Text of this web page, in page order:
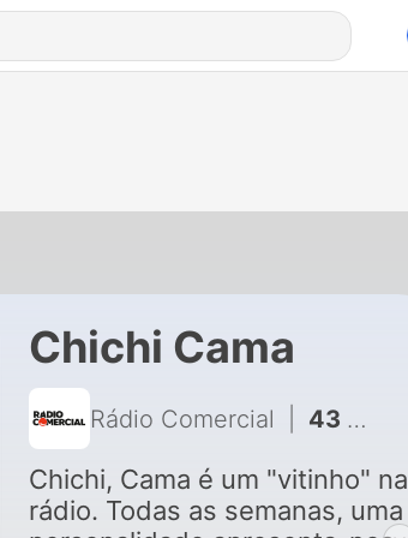
Chichi Cama
Rádio Comercial 43 - Fernando Daniel - "Esta noite o amor chegou"
Chichi, Cama é um "vitinho" na
rádio. Todas as semanas, uma